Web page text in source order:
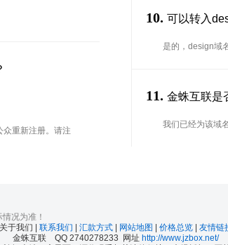
重新注册。请注
10. 可以转入
是的，design域
11. 金蛛互联是
我们已经为该域
况为准！
关于我们 | 联系我们 汇款方式 网站地图 价格总览
友情链
金蛛互联 QQ 2740278233 网址 http://www.jzbox.net/